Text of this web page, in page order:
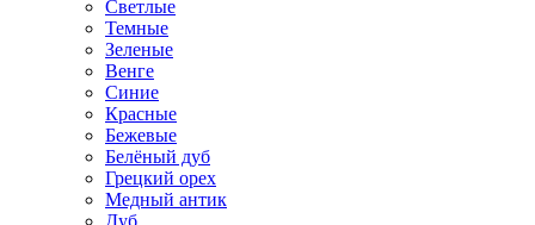
Светлые
Темные
Зеленые
Венге
Синие
Красные
Бежевые
Белёный дуб
Грецкий орех
Медный антик